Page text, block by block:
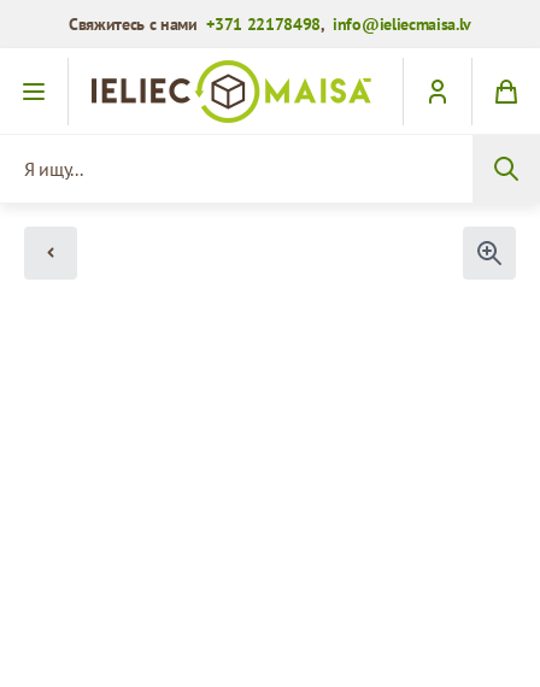
Свяжитесь с нами+371 22178498,info@ieliecmaisa.lv
Перейти к содержимому